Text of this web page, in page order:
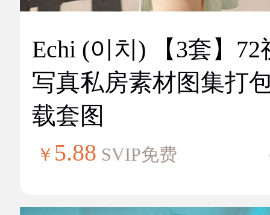
Echi (이치) 【3套】72
写真私房素材图集打
载套图
￥ 5.88 SVIP免费